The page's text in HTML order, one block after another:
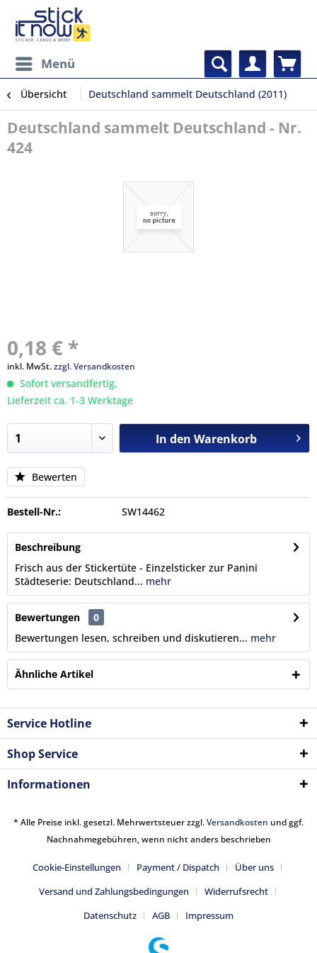
Menü
Übersicht Deutschland sammelt Deutschland (2011)
Deutschland sammelt Deutschland - Nr.
424
0,18 € *
inkl. MwSt.zzgl. Versandkosten
Sofort versandfertig,
Lieferzeit ca. 1-3 Werktage
In den Warenkorb
Bewerten
Bestell-Nr.: SW14462
Beschreibung
Frisch aus der Stickertüte - Einzelsticker zur Panini
Städteserie: Deutschland... mehr
Bewertungen
0
Bewertungen lesen, schreiben und diskutieren... mehr
Ähnliche Artikel
Service Hotline
Shop Service
Informationen
* Alle Preise inkl. gesetzl. Mehrwertsteuer zzgl.Versandkosten und ggf.
Nachnahmegebühren, wenn nicht anders beschrieben
Cookie-Einstellungen Payment / Dispatch
Über uns
Versand und Zahlungsbedingungen
Widerrufsrecht
Datenschutz
AGB Impressum